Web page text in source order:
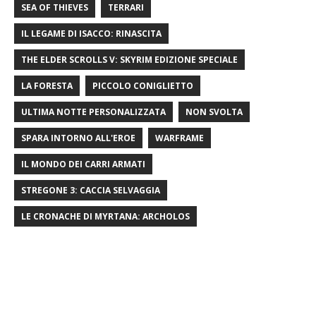
SEA OF ​​THIEVES TERRARI
IL LEGAME DI ISACCO: RINASCITA
THE ELDER SCROLLS V: SKYRIM EDIZIONE SPECIALE
LA FORESTA PICCOLO CONIGLIETTO
ULTIMA NOTTE PERSONALIZZATA NON SVOLTA
SPARA INTORNO ALL'EROE WARFRAME
IL MONDO DEI CARRI ARMATI
STREGONE 3: CACCIA SELVAGGIA
LE CRONACHE DI MYRTANA: ARCHOLOS